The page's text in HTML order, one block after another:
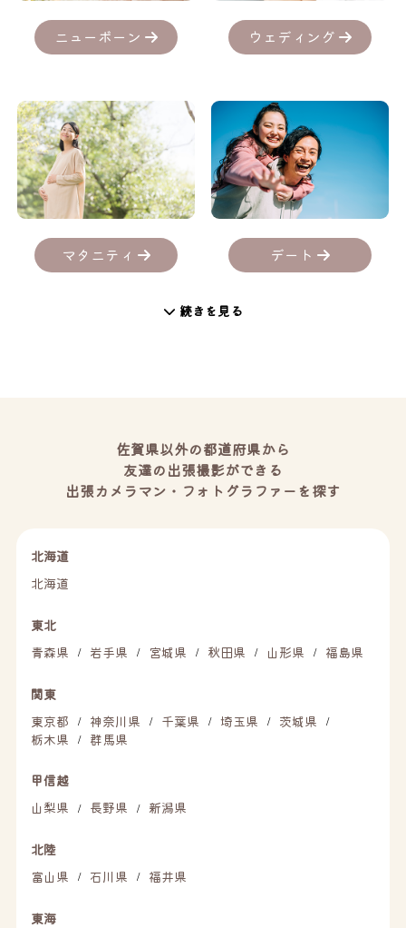
ニューボーン ウェディング
マタニティ デート
続きを見る
佐賀県以外の都道府県から
友達の出張撮影ができる
出張カメラマン・フォトグラファーを探す
北海道
北海道
東北
青森県
/ 岩手県 / 宮城県 / 秋田県 / 山形県 / 福島県
関東
東京都
/ 神奈川県 / 千葉県 / 埼玉県 / 茨城県 /
栃木県 / 群馬県
甲信越
山梨県
/ 長野県 / 新潟県
北陸
富山県
/ 石川県 / 福井県
東海